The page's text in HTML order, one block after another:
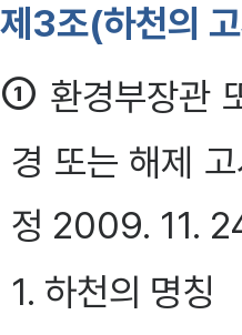
제3조(하천의
① 환경부장관
경 또는 해제
정 2009. 11.
1. 하천의 명칭